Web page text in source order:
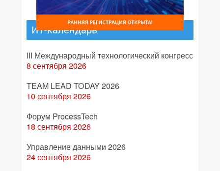
ИТ-календарь
III Международный технологический конгресс
8 сентября 2026
TEAM LEAD TODAY 2026
10 сентября 2026
Форум ProcessTech
18 сентября 2026
Управление данными 2026
24 сентября 2026